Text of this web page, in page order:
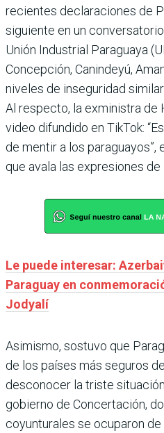
recientes declaraciones de
siguiente en un
Unión Industrial Paraguaya
Concepción, Canindeyú,
niveles de inseguridad
Al respecto, la exministra de
video difundido en TikTok:
de mentir a los
que avala las expresiones de
Le puede interesar:
Paraguay en
Jodyalí
Asimismo, sostuvo que
de los países más seguros
desconocer la triste
gobierno de Concertación,
coyunturales se ocuparon